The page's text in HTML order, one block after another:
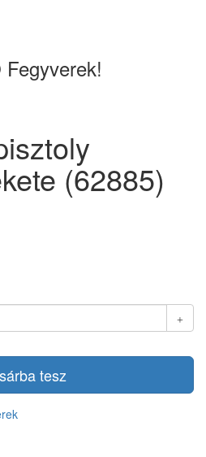
(62885)
tesz